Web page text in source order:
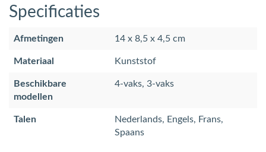
Specificaties
Afmetingen 14 x 8,5 x 4,5 cm
Materiaal Kunststof
Beschikbare
modellen
4-vaks, 3-vaks
Talen
Nederlands, Engels, Frans,
Spaans